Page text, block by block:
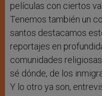
películas con ciertos
Tenemos también un
santos destacamos
reportajes en
comunidades
sé dónde, de los
Y lo otro ya son,